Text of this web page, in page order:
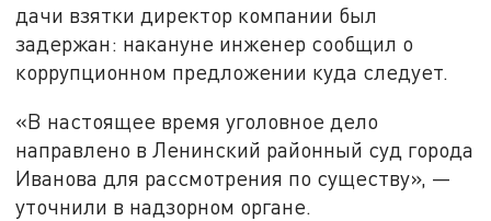
дачи взятки директор компании был
задержан: накануне инженер сообщил о
коррупционном предложении куда следует.
«В настоящее время уголовное дело
направлено в Ленинский районный суд города
Иванова для рассмотрения по существу», —
уточнили в надзорном органе.